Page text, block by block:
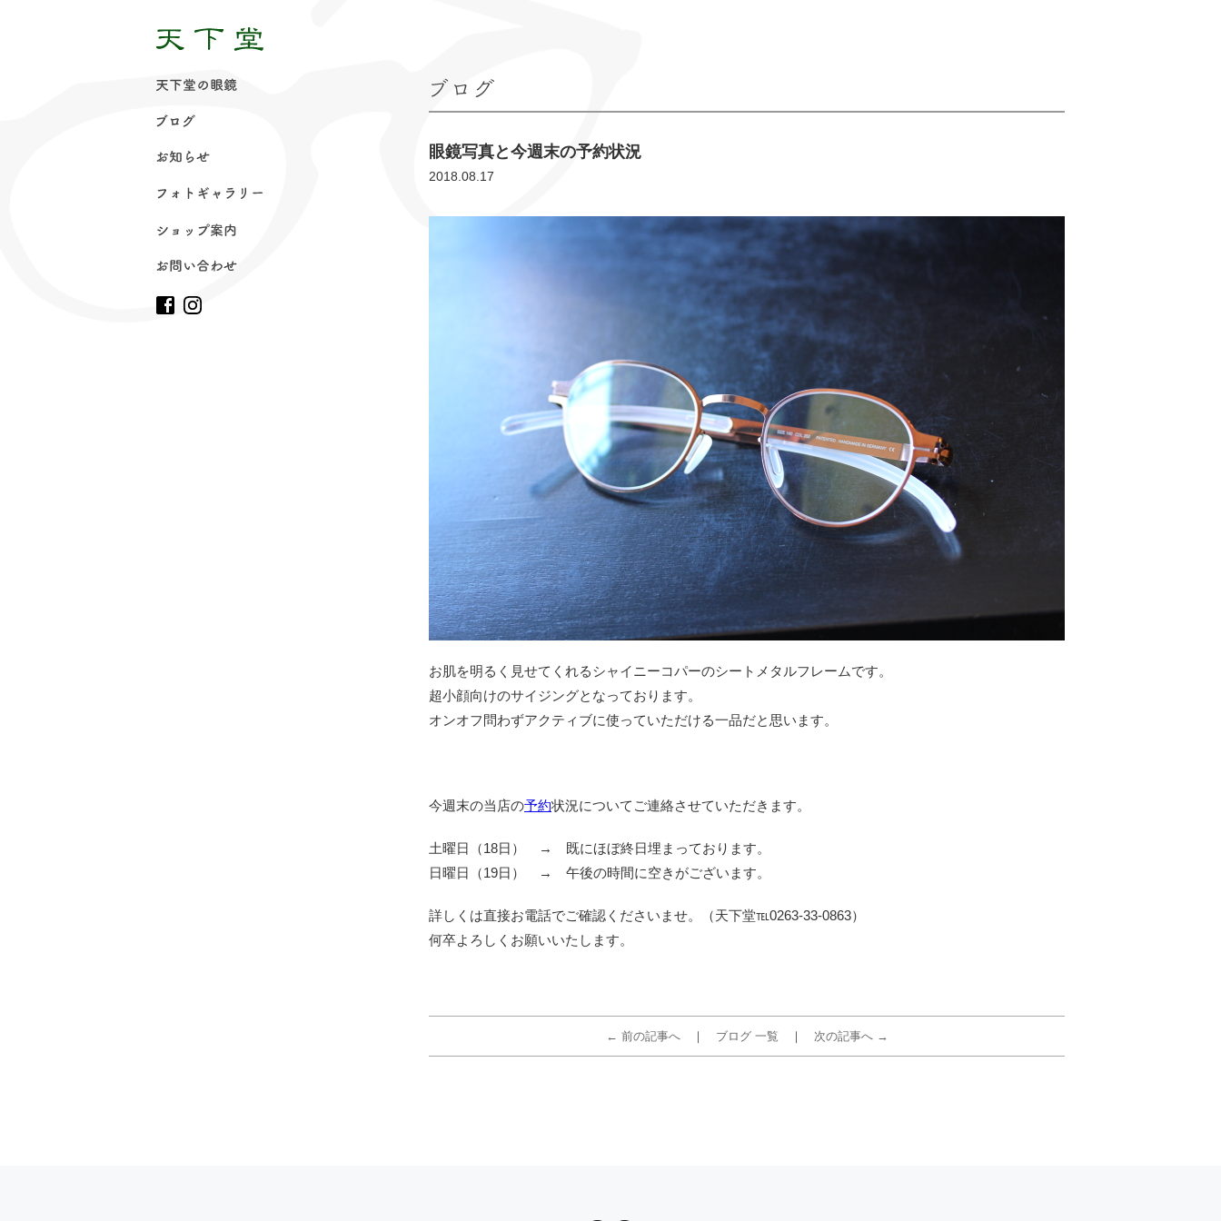
鏡
グ
せ
ー
せ
眼鏡写真と今週末の予約状況
2018.08.17
お肌を明るく見せてくれるシャイニーコパーのシートメタルフレームです。
超小顔向けのサイジングとなっております。
オンオフ問わずアクティブに使っていただける一品だと思います。
今週末の当店の予約状況についてご連絡させていただきます。
土曜日（18日） → 既にほぼ終日埋まっております。
日曜日（19日） → 午後の時間に空きがございます。
詳しくは直接お電話でご確認くださいませ。（天下堂℡0263-33-0863）
何卒よろしくお願いいたします。
← 前の記事へ ブログ 一覧 次の記事へ →